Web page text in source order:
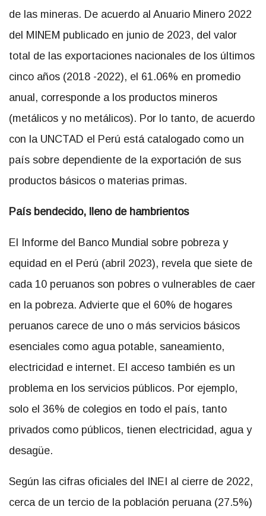
de las mineras. De acuerdo al Anuario Minero 2022
del MINEM publicado en junio de 2023, del valor
total de las exportaciones nacionales de los últimos
cinco años (2018 -2022), el 61.06% en promedio
anual, corresponde a los productos mineros
(metálicos y no metálicos). Por lo tanto, de acuerdo
con la UNCTAD el Perú está catalogado como un
país sobre dependiente de la exportación de sus
productos básicos o materias primas.
País bendecido, lleno de hambrientos
El Informe del Banco Mundial sobre pobreza y
equidad en el Perú (abril 2023), revela que siete de
cada 10 peruanos son pobres o vulnerables de caer
en la pobreza. Advierte que el 60% de hogares
peruanos carece de uno o más servicios básicos
esenciales como agua potable, saneamiento,
electricidad e internet. El acceso también es un
problema en los servicios públicos. Por ejemplo,
solo el 36% de colegios en todo el país, tanto
privados como públicos, tienen electricidad, agua y
desagüe.
Según las cifras oficiales del INEI al cierre de 2022,
cerca de un tercio de la población peruana (27.5%)